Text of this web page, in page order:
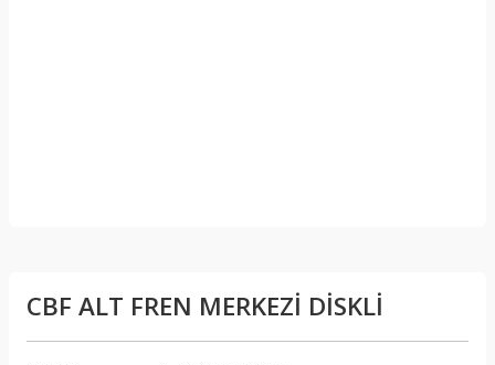
CBF ALT FREN MERKEZİ DİSKLİ